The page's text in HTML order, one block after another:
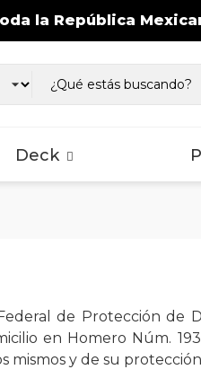
la República
Select
Deck
Laminados
de Protección de
en Homero Núm.
mismos y de su